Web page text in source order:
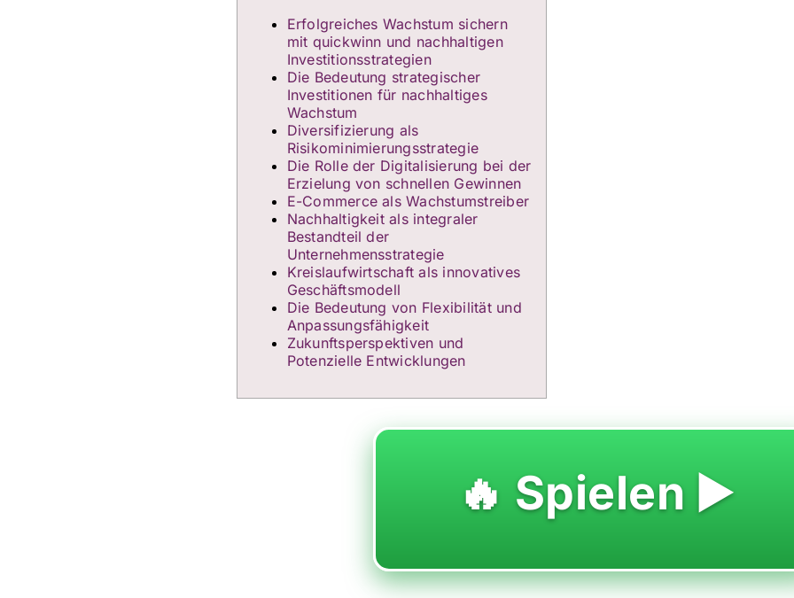
Erfolgreiches Wachstum sichern
mit quickwinn und nachhaltigen
Investitionsstrategien
Die Bedeutung strategischer
Investitionen für nachhaltiges
Wachstum
Diversifizierung als
Risikominimierungsstrategie
Die Rolle der Digitalisierung bei der
Erzielung von schnellen Gewinnen
E-Commerce als Wachstumstreiber
Nachhaltigkeit als integraler
Bestandteil der
Unternehmensstrategie
Kreislaufwirtschaft als innovatives
Geschäftsmodell
Die Bedeutung von Flexibilität und
Anpassungsfähigkeit
Zukunftsperspektiven und
Potenzielle Entwicklungen
🔥 Spielen ▶️